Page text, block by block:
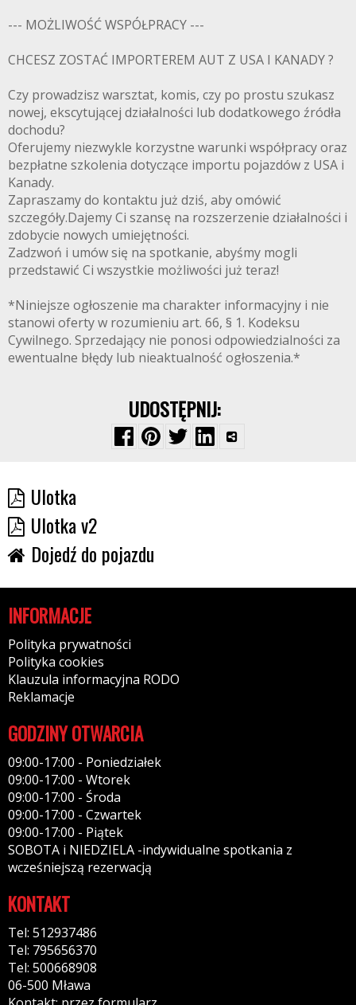
--- MOŻLIWOŚĆ WSPÓŁPRACY ---
CHCESZ ZOSTAĆ IMPORTEREM AUT Z USA I KANADY ?
Czy prowadzisz warsztat, komis, czy po prostu szukasz
nowej, ekscytującej działalności lub dodatkowego źródła
dochodu?
Oferujemy niezwykle korzystne warunki współpracy oraz
bezpłatne szkolenia dotyczące importu pojazdów z USA i
Kanady.
Zapraszamy do kontaktu już dziś, aby omówić
szczegóły.Dajemy Ci szansę na rozszerzenie działalności i
zdobycie nowych umiejętności.
Zadzwoń i umów się na spotkanie, abyśmy mogli
przedstawić Ci wszystkie możliwości już teraz!
*Niniejsze ogłoszenie ma charakter informacyjny i nie
stanowi oferty w rozumieniu art. 66, § 1. Kodeksu
Cywilnego. Sprzedający nie ponosi odpowiedzialności za
ewentualne błędy lub nieaktualność ogłoszenia.*
UDOSTĘPNIJ:
Ulotka
Ulotka v2
Dojedź do pojazdu
INFORMACJE
Polityka prywatności
Polityka cookies
Klauzula informacyjna RODO
Reklamacje
GODZINY OTWARCIA
09:00-17:00 - Poniedziałek
09:00-17:00 - Wtorek
09:00-17:00 - Środa
09:00-17:00 - Czwartek
09:00-17:00 - Piątek
SOBOTA i NIEDZIELA -indywidualne spotkania z
wcześniejszą rezerwacją
KONTAKT
Tel: 512937486
Tel: 795656370
Tel: 500668908
06-500 Mława